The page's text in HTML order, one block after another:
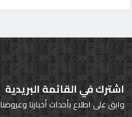
اشترك في القائمة البريدية
وابق على اطلاع بأحداث أخبارنا وعروضنا